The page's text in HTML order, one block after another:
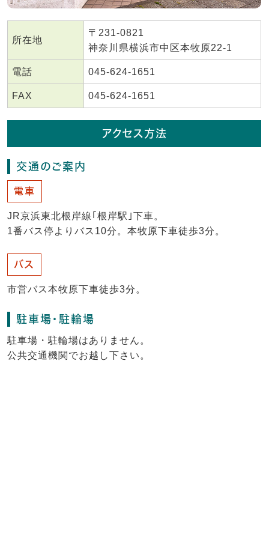
所在地
〒231-0821
神奈川県横浜市中区本牧原22-1
電話 045-624-1651
FAX 045-624-1651
アクセス方法
交通のご案内
電車
JR京浜東北根岸線｢根岸駅｣下車。
1番バス停よりバス10分。本牧原下車徒歩3分。
バス
市営バス本牧原下車徒歩3分。
駐車場・駐輪場
駐車場・駐輪場はありません。
公共交通機関でお越し下さい。